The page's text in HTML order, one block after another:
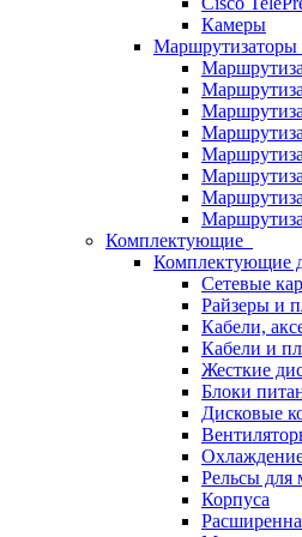
Камеры
Маршрутизаторы
Комплектующие
Комплектующие
Сетевые
Райзеры и
Кабели,
Кабели и
Жесткие
Блоки
Дисковые
Рельсы для
Корпуса